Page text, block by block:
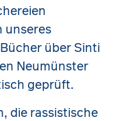
unseres
über Sinti
Neumünster
geprüft.
die rassistische